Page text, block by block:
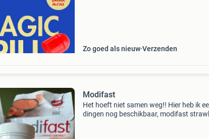
Zo goed als nieuw Verzenden
Modifast
Het hoeft niet samen weg!! Hier heb ik
dingen nog beschikbaar, modifast